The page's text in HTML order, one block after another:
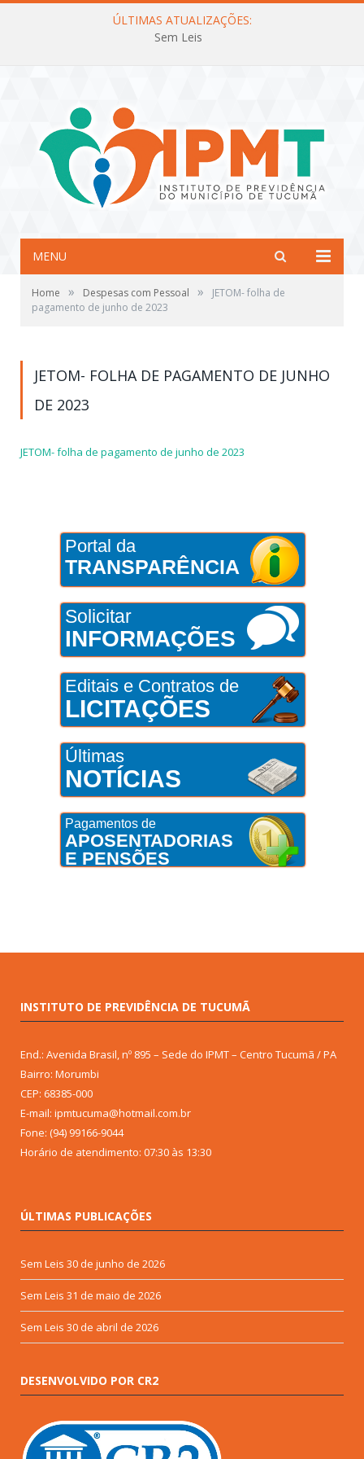
ÚLTIMAS ATUALIZAÇÕES:
Sem Leis
MENU
Home » Despesas com Pessoal »
JETOM- folha de
pagamento de junho de 2023
JETOM- FOLHA DE PAGAMENTO DE JUNHO
DE 2023
JETOM- folha de pagamento de junho de 2023
Portal da
TRANSPARÊNCIA
Solicitar
INFORMAÇÕES
Editais e Contratos de
LICITAÇÕES
Últimas
NOTÍCIAS
Pagamentos de
APOSENTADORIAS
E PENSÕES
INSTITUTO DE PREVIDÊNCIA DE TUCUMÃ
End.: Avenida Brasil, nº 895 – Sede do IPMT – Centro Tucumã / PA
Bairro: Morumbi
CEP: 68385-000
E-mail: ipmtucuma@hotmail.com.br
Fone: (94) 99166-9044
Horário de atendimento: 07:30 às 13:30
ÚLTIMAS PUBLICAÇÕES
Sem Leis 30 de junho de 2026
Sem Leis 31 de maio de 2026
Sem Leis 30 de abril de 2026
DESENVOLVIDO POR CR2